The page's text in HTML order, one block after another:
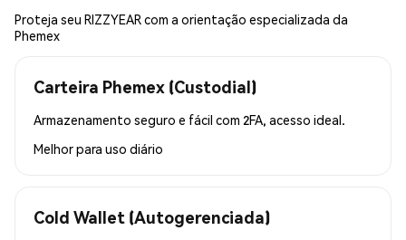
Proteja seu RIZZYEAR com a orientação especializada da
Phemex
Carteira Phemex (Custodial)
Armazenamento seguro e fácil com 2FA, acesso ideal.
Melhor para uso diário
Cold Wallet (Autogerenciada)